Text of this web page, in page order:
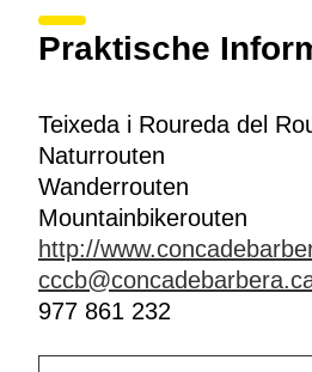
Praktische
Teixeda i Roureda del
Naturrouten
Wanderrouten
Mountainbikerouten
http://
977 861 232